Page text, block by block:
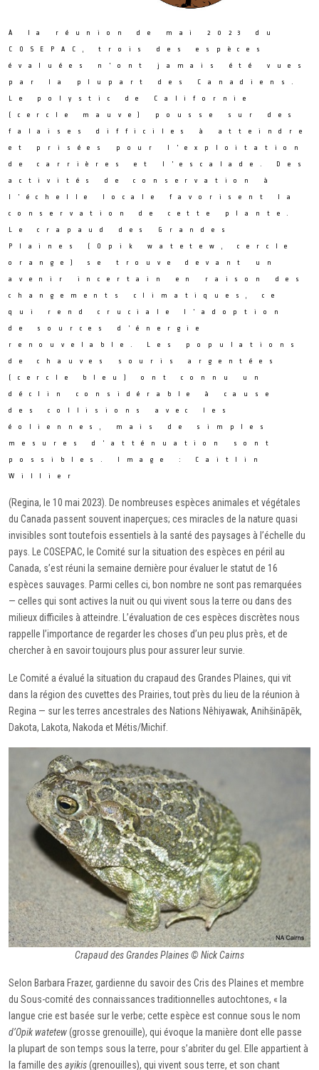
À la réunion de mai 2023 du
COSEPAC, trois des espèces
évaluées n’ont jamais été vues
par la plupart des Canadiens.
Le polystic de Californie
(cercle mauve) pousse sur des
falaises difficiles à atteindre
et prisées pour l’exploitation
de carrières et l’escalade. Des
activités de conservation à
l’échelle locale favorisent la
conservation de cette plante.
Le crapaud des Grandes
Plaines (Opik watetew, cercle
orange) se trouve devant un
avenir incertain en raison des
changements climatiques, ce
qui rend cruciale l’adoption
de sources d’énergie
renouvelable. Les populations
de chauves souris argentées
(cercle bleu) ont connu un
déclin considérable à cause
des collisions avec les
éoliennes, mais de simples
mesures d’atténuation sont
possibles. Image : Caitlin
Willier
(Regina, le 10 mai 2023). De nombreuses espèces animales et végétales
du Canada passent souvent inaperçues; ces miracles de la nature quasi
invisibles sont toutefois essentiels à la santé des paysages à l’échelle du
pays. Le COSEPAC, le Comité sur la situation des espèces en péril au
Canada, s’est réuni la semaine dernière pour évaluer le statut de 16
espèces sauvages. Parmi celles ci, bon nombre ne sont pas remarquées
— celles qui sont actives la nuit ou qui vivent sous la terre ou dans des
milieux difficiles à atteindre. L’évaluation de ces espèces discrètes nous
rappelle l’importance de regarder les choses d’un peu plus près, et de
chercher à en savoir toujours plus pour assurer leur survie.
Le Comité a évalué la situation du crapaud des Grandes Plaines, qui vit
dans la région des cuvettes des Prairies, tout près du lieu de la réunion à
Regina — sur les terres ancestrales des Nations Nêhiyawak, Anihšināpēk,
Dakota, Lakota, Nakoda et Métis/Michif.
Crapaud des Grandes Plaines © Nick Cairns
Selon Barbara Frazer, gardienne du savoir des Cris des Plaines et membre
du Sous-comité des connaissances traditionnelles autochtones, « la
langue crie est basée sur le verbe; cette espèce est connue sous le nom
d’Opik watetew(grosse grenouille), qui évoque la manière dont elle passe
la plupart de son temps sous la terre, pour s’abriter du gel. Elle appartient à
la famille des ayikis(grenouilles), qui vivent sous terre, et son chant